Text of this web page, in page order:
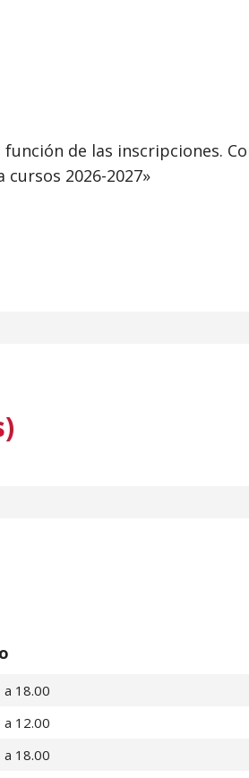
de las inscripciones.
2026-2027»
18.00
12.00
18.00